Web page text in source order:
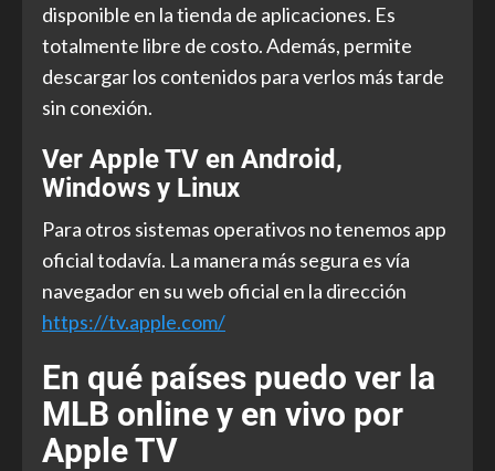
disponible en la tienda de aplicaciones. Es
totalmente libre de costo. Además, permite
descargar los contenidos para verlos más tarde
sin conexión.
Ver Apple TV en Android,
Windows y Linux
Para otros sistemas operativos no tenemos app
oficial todavía. La manera más segura es vía
navegador en su web oficial en la dirección
https://tv.apple.com/
En qué países puedo ver la
MLB online y en vivo por
Apple TV